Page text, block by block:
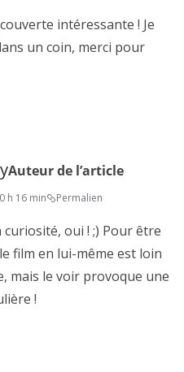
intéressante ! Je
un coin, merci pour
Auteur de l’article
h 16 min Permalien
oui ! ;) Pour être
film en lui-même est loin
mais le voir provoque une
!